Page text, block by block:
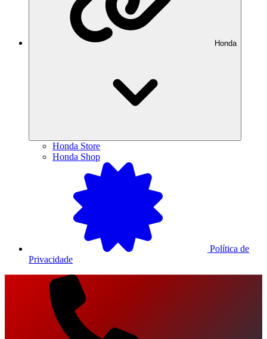
Honda
Honda Store
Honda Shop
Política de
Privacidade